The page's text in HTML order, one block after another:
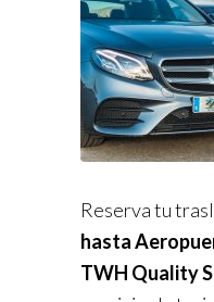
Reserva tu
hasta
TWH Quality